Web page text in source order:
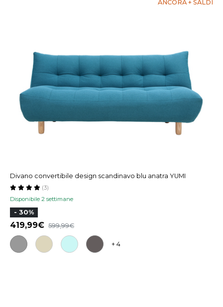
ANCORA + SALDI
Divano convertibile design scandinavo blu anatra YUMI
Disponibile 2 settimane
(3)
- 30%
419,99 599,99
+ 4